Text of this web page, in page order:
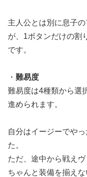
主人公とは別に息子
が、1ボタンだけの割
です。
・ 難易度
難易度は4種類から選
進められます。
自分はイージーでや
た。
ただ、途中から戦え
ちゃんと装備を揃えな